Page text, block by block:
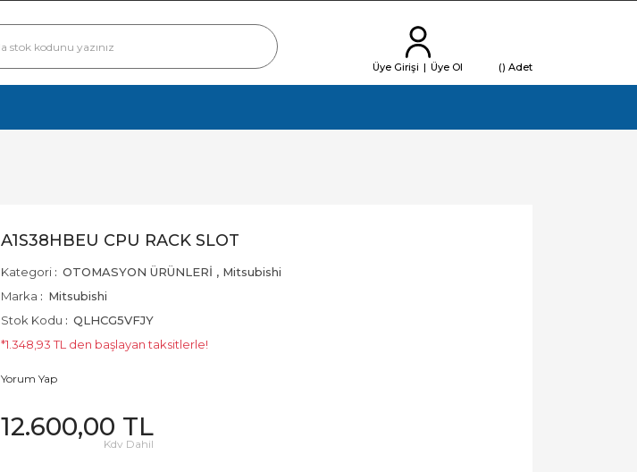
Üye Girişi | Üye Ol () Adet
A1S38HBEU CPU RACK SLOT
Kategori OTOMASYON ÜRÜNLERİ , Mitsubishi
Marka
Mitsubishi
Stok Kodu
QLHCG5VFJY
*1.348,93 TL den başlayan taksitlerle!
Yorum Yap
12.600,00 TL
Kdv Dahil